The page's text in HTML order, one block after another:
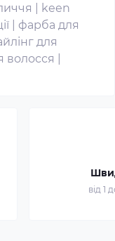
keen
фарба для
для
волосся
від 1